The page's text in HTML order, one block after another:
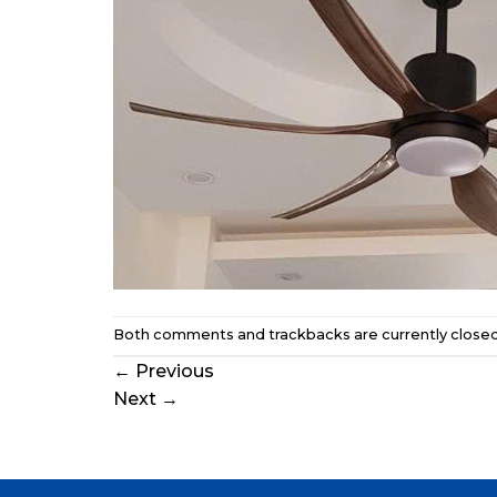
Both comments and trackbacks are currently
← Previous
Next →